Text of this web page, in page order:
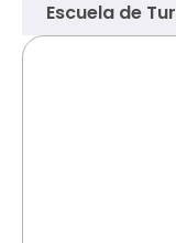
Escuela de